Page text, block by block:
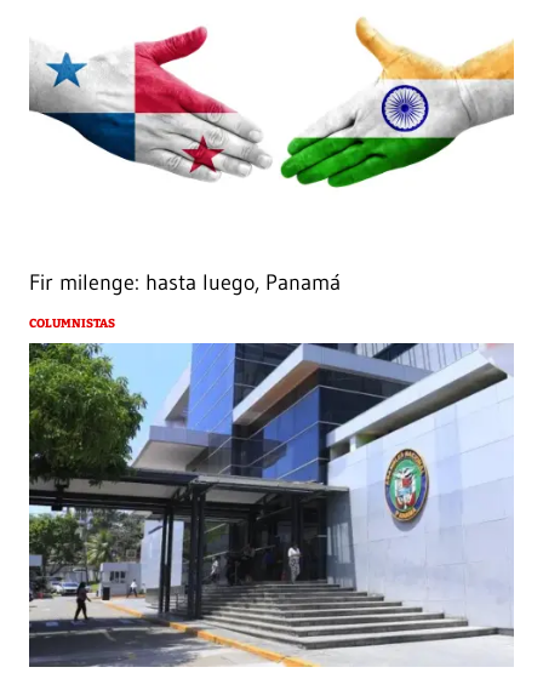
Fir milenge: hasta luego, Panamá
COLUMNISTAS